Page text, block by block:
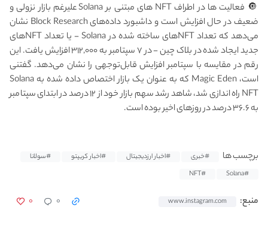
🔘 فعالیت ها در اطراف NFT های مبتنی بر Solana علیرغم بازار نزولی و
ضعیف در حال افزایش است و داشبورد داده‌های Block Research نشان
می‌دهد که تعداد NFT‌های ساخته شده در Solana - یا تعداد NFT‌های
جدید ایجاد شده در بلاک چین - در ۷ سپتامبر به ۳۱۲,۰۰۰ افزایش یافت. این
رقم در مقایسه با سپتامبر افزایش قابل‌توجهی را نشان می‌دهد. گفتنی
است، Magic Eden که به عنوان یک بازار اختصاص داده شده به Solana
NFT راه اندازی شد، شاهد رشد سهم بازار خود از ۱۲ درصد در ابتدای سپتامبر
به ۳۶.۶ درصد در روزهای اخیر بوده است.
برچسب ها #خبری #اخبار ارزدیجیتال #اخبار کریپتو
#سولانا
#Solana
#NFT
منبع: www.instagram.com ۰ ۰